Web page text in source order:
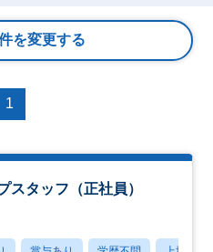
を変更する
1
スタッフ（正社員）